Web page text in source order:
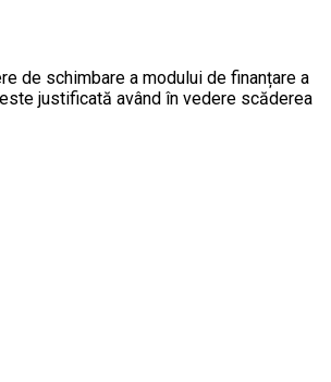
de schimbare a modului de finanțare a
justificată având în vedere scăderea